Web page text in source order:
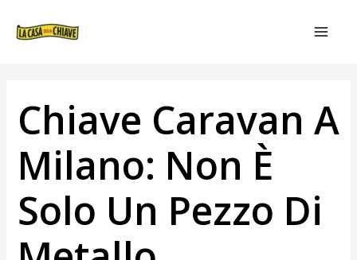
Chiave Caravan A
Milano: Non È
Solo Un Pezzo Di
ARTICOLI